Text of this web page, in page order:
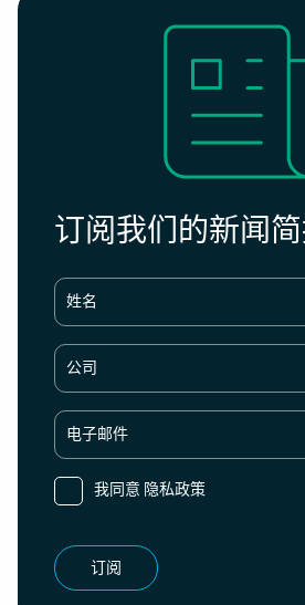
订阅我们的新闻
姓名
公司
电子邮件
我同意 隐私政策
订阅